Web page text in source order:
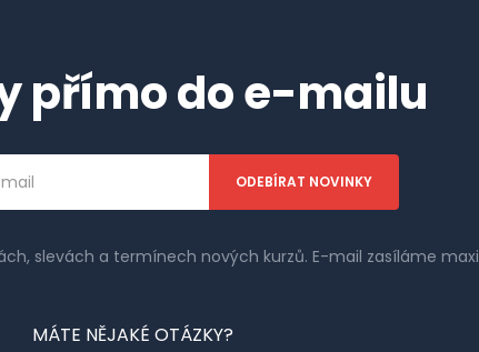
přímo do e-mailu
slevách a termínech nových kurzů. E-mail zasíláme
MÁTE NĚJAKÉ OTÁZKY?